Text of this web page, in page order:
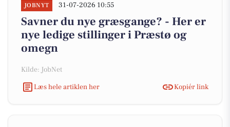
JOBNYT 31-07-2026 10:55
Savner du nye græsgange? - Her er
nye ledige stillinger i Præstø og
omegn
Kilde: JobNet
Læs hele artiklen her
Kopiér link